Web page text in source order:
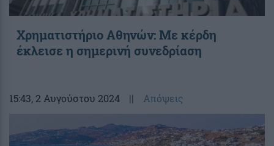
Χρηματιστήριο Αθηνών: Με κέρδη
έκλεισε η σημερινή συνεδρίαση
15:43, 2 Αυγούστου 2024 || Απόψεις